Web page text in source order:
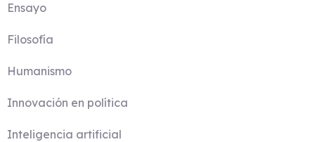
Ensayo
Filosofía
Humanismo
Innovación en política
Inteligencia artificial